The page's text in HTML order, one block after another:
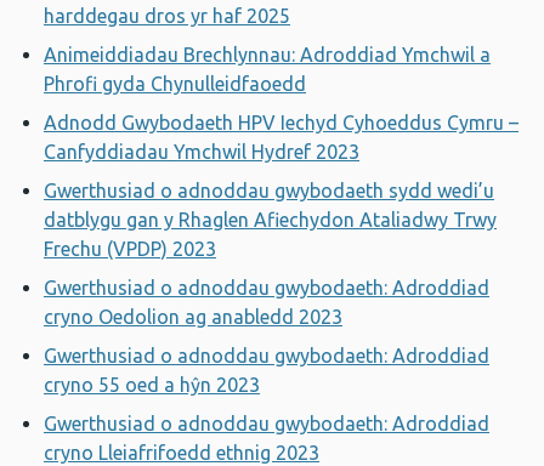
harddegau dros yr haf 2025
Animeiddiadau Brechlynnau: Adroddiad Ymchwil a
Phrofi gyda Chynulleidfaoedd
Adnodd Gwybodaeth HPV Iechyd Cyhoeddus Cymru –
Canfyddiadau Ymchwil Hydref 2023
Gwerthusiad o adnoddau gwybodaeth sydd wedi’u
datblygu gan y Rhaglen Afiechydon Ataliadwy Trwy
Frechu (VPDP) 2023
Gwerthusiad o adnoddau gwybodaeth: Adroddiad
cryno Oedolion ag anabledd 2023
Gwerthusiad o adnoddau gwybodaeth: Adroddiad
cryno 55 oed a hŷn 2023
Gwerthusiad o adnoddau gwybodaeth: Adroddiad
cryno Lleiafrifoedd ethnig 2023